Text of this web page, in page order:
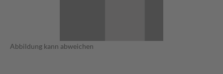
Abbildung kann abweichen